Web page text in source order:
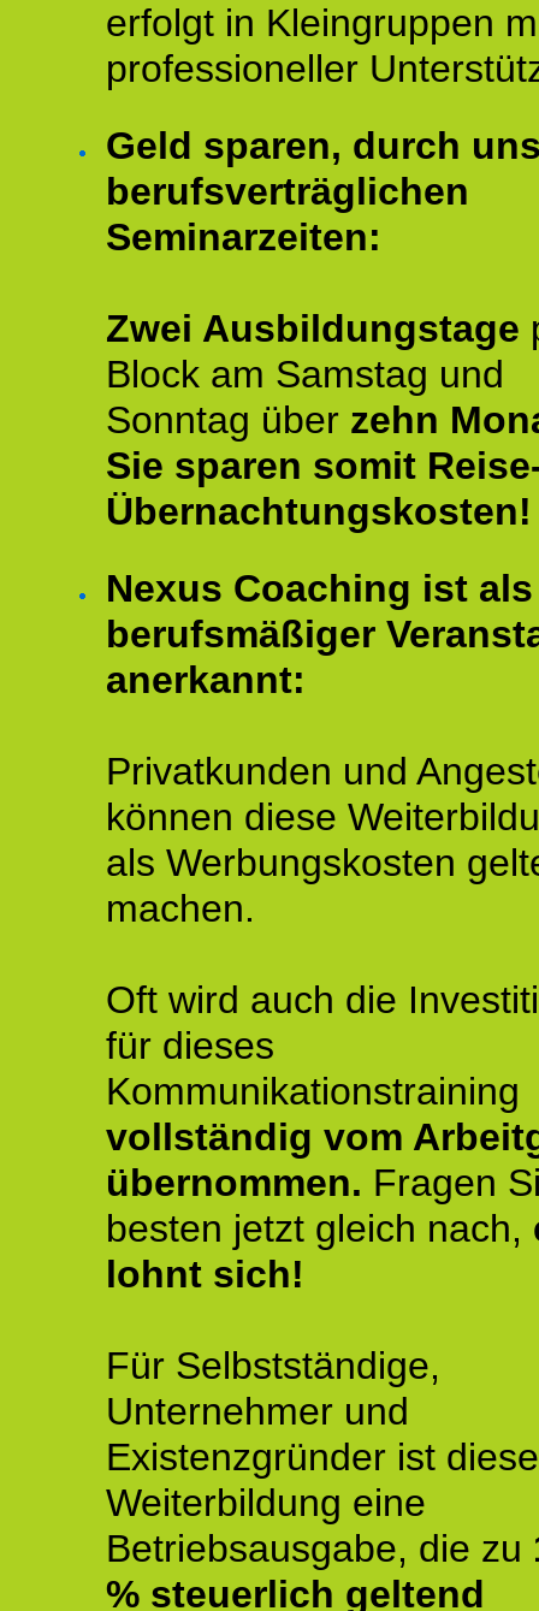
erfolgt in Kleingruppen
professioneller
Geld sparen, durch
berufsverträglichen
Seminarzeiten:
Zwei Ausbildungstage
Block am Samstag und
Sonntag über zehn
Sie sparen somit
Übernachtungskosten!
Nexus Coaching ist als
berufsmäßiger
anerkannt:
Privatkunden und
können diese
als Werbungskosten
machen.
Oft wird auch die
für dieses
Kommunikationstraining
vollständig vom
übernommen. Fragen
besten jetzt gleich nach,
lohnt sich!
Für Selbstständige,
Unternehmer und
Existenzgründer ist diese
Weiterbildung eine
Betriebsausgabe, die zu
% steuerlich geltend